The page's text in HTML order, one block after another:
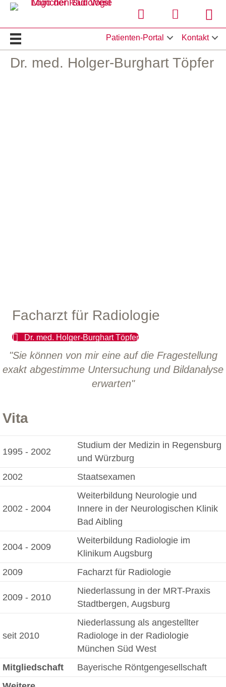
Patienten-Portal Kontakt
Dr. med. Holger-Burghart Töpfer
Facharzt für Radiologie
Dr. med. Holger-Burghart Töpfer
"Sie können von mir eine auf die Fragestellung
exakt abgestimme Untersuchung und Bildanalyse
erwarten"
Vita
1995 - 2002
Studium der Medizin in Regensburg
und Würzburg
2002
Staatsexamen
2002 - 2004
Weiterbildung Neurologie und
Innere in der Neurologischen Klinik
Bad Aibling
2004 - 2009
Weiterbildung Radiologie im
Klinikum Augsburg
2009
Facharzt für Radiologie
2009 - 2010
Niederlassung in der MRT-Praxis
Stadtbergen, Augsburg
seit 2010
Niederlassung als angestellter
Radiologe in der Radiologie
München Süd West
Mitgliedschaft
Bayerische Röntgengesellschaft